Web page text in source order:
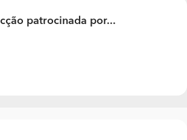
patrocinada por...